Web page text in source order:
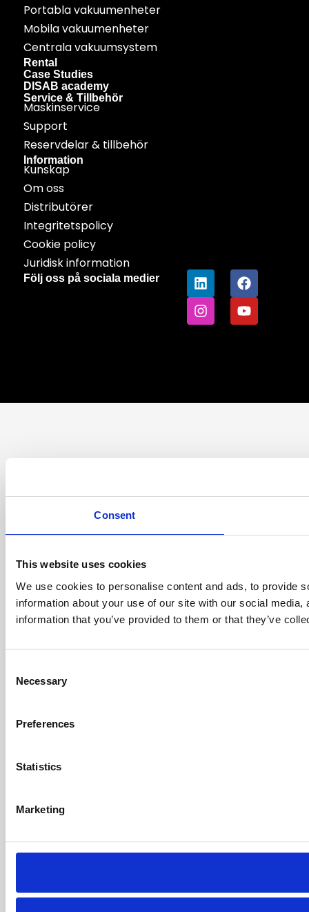
Consent
This website uses cookies
We use cookies to personalise content and ads, to provide
information about your use of our site with our social
information that you’ve provided to them or that they’ve
Selection
Necessary
Preferences
Statistics
Marketing
Portabla vakuumenheter
Mobila vakuumenheter
Centrala vakuumsystem
Rental
Case Studies
DISAB academy
Service & Tillbehör
Maskinservice
Support
Reservdelar & tillbehör
Information
Kunskap
Om oss
Distributörer
Integritetspolicy
Cookie policy
Juridisk information
Följ oss på sociala medier